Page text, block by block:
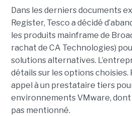
Dans les derniers documents
Register, Tesco a décidé
les produits mainframe de
rachat de CA Technologies)
solutions alternatives.
détails sur les options choisies.
appel à un prestataire tiers
environnements VMware, dont
pas mentionné.